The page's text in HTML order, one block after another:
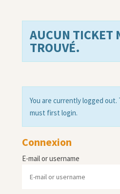
AUCUN TICKET
TROUVÉ.
You are currently logged
must first login.
Connexion
E-mail or username